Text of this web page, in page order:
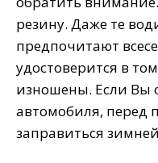
резину. Даже те
предпочитают
удостоверится в
изношены. Если Вы
автомобиля, перед
заправиться